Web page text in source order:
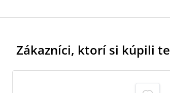
Zákazníci, ktorí si kúpili